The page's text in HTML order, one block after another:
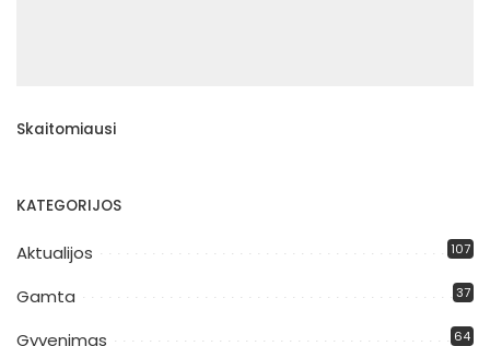
Skaitomiausi
KATEGORIJOS
Aktualijos 107
Gamta 37
Gyvenimas 64